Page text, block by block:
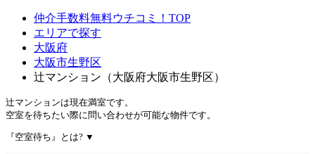
仲介手数料無料ウチコミ！TOP
エリアで探す
大阪府
大阪市生野区
辻マンション（大阪府大阪市生野区）
辻マンションは現在満室です。
空室を待ちたい際に問い合わせが可能な物件です。
『空室待ち』とは? ▼